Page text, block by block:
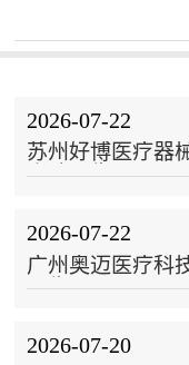
2026-07-22
苏州好博医疗器
人选公告
2026-07-22
广州奥迈医疗科
公告
2026-07-20